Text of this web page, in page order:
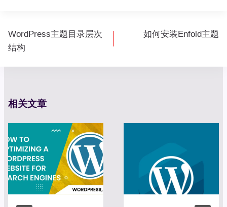
文
章
WordPress主题目录层次
结构
如何安装Enfold主题
相关文章